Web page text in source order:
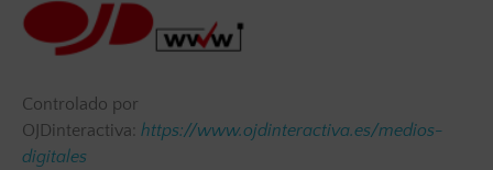
Controlado por
OJDinteractiva: https://www.ojdinteractiva.es/medios-
digitales